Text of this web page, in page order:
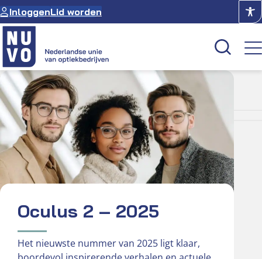
Ga
naar
de
inhoud
InloggenLid worden
Kenniscentrum
Academie
Over NUVO
Oculus
Optiekcentrum
2
Oculus 2 – 2025
Het nieuwste nummer van 2025 ligt klaar,